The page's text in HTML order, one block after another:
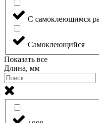
С самоклеющимся
Самоклеющийся
Показать все
Длина, мм